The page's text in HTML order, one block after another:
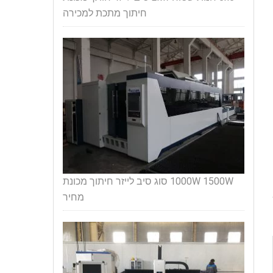
חיתוך מתכת למכירה
1000W 1500W סוג סיב לייזר חיתוך מכונת
מחיר